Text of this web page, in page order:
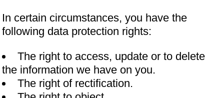
In certain circumstances, you have the
following data protection rights:
The right to access, update or to delete
the information we have on you.
The right of rectification.